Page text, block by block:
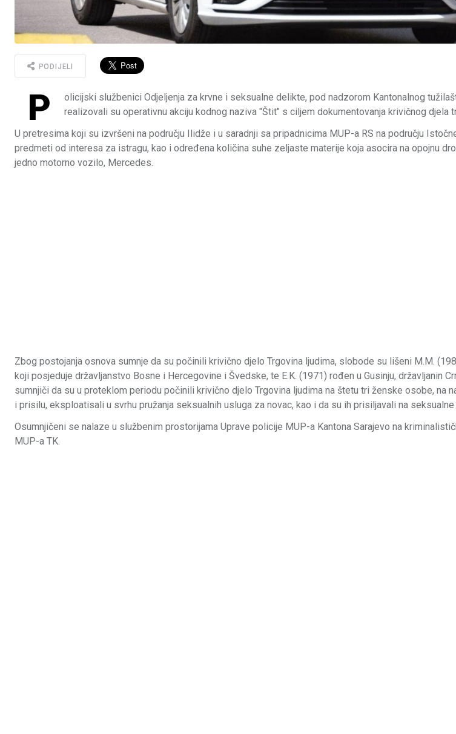
PODIJELI
P
olicijski službenici Odjeljenja za krvne i seksualne delikte, pod nadzorom Kantonalnog
realizovali su operativnu akciju kodnog naziva "Štit" s ciljem dokumentovanja krivičnog djela
U pretresima koji su izvršeni na području Ilidže i u saradnji sa pripadnicima MUP-a RS na području
predmeti od interesa za istragu, kao i određena količina suhe zeljaste materije koja asocira na opojnu
jedno motorno vozilo, Mercedes.
Zbog postojanja osnova sumnje da su počinili krivično djelo Trgovina ljudima, slobode su lišeni M.M.
koji posjeduje državljanstvo Bosne i Hercegovine i Švedske, te E.K. (1971) rođen u Gusinju, državljanin
sumnjiči da su u proteklom periodu počinili krivično djelo Trgovina ljudima na štetu tri ženske osobe, na
i prisilu, eksploatisali u svrhu pružanja seksualnih usluga za novac, kao i da su ih prisiljavali na
Osumnjičeni se nalaze u službenim prostorijama Uprave policije MUP-a Kantona Sarajevo na
MUP-a TK.